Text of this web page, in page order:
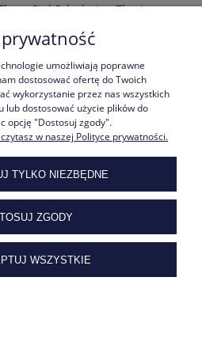
Stal Szlachetna Thor's
DO KOSZYKA
Połówki Serca Stal Szlachetna
umożliwiają poprawne
dostosować ofertę do Twoich
wykorzystanie przez nas wszystkich
lub dostosować użycie plików do
opcję "Dostosuj zgody".
w naszej Polityce prywatności.
TYLKO NIEZBĘDNE
ZGODY
WSZYSTKIE